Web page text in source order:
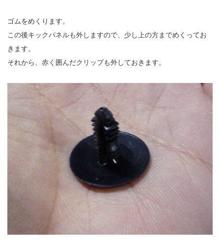
ゴムをめくります。
この後キックパネルも外しますので、少し上の方までめくってお
きます。
それから、赤く囲んだクリップも外しておきます。